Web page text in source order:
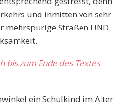
und inmitten von sehr
mehrspurige Straßen UND
bis zum Ende des Textes
ein Schulkind im Alter